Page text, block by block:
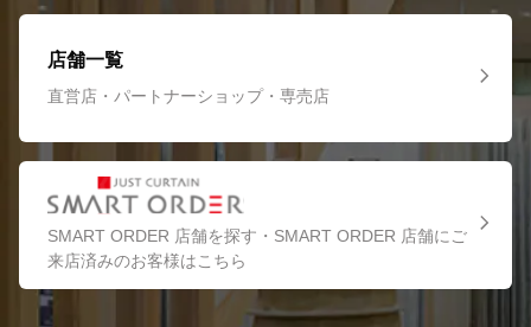
店舗一覧
直営店・パートナーショップ・専売店
SMART ORDER 店舗を探す・SMART ORDER 店舗にご
来店済みのお客様はこちら